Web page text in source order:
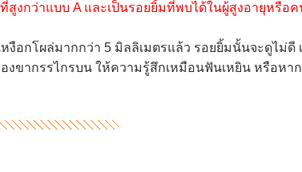
สูงกว่าแบบ A และเป็นรอยยิ้มที่พบได้ในผู้สูงอายุหรือ
งือกโผล่มากกว่า 5 มิลลิเมตรแล้ว รอยยิ้มนั้นจะดูไม่ดี
งขากรรไกรบน ให้ความรู้สึกเหมือนฟันเหยิน หรือหา